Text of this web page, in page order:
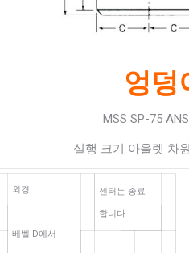
엉덩
MSS SP-75
실행 크기 아울렛 차
외경 센터는 종료
합니다
베벨 D에서